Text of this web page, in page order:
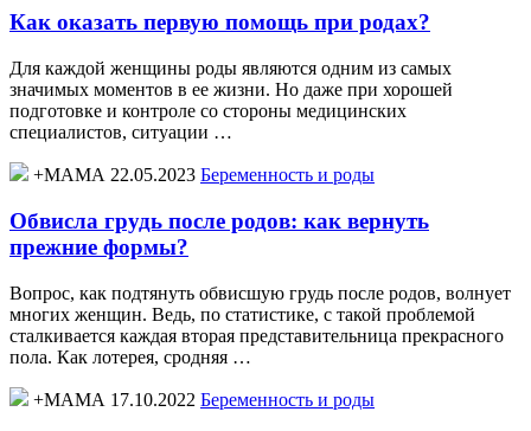
Как оказать первую помощь при родах?
Для каждой женщины роды являются одним из самых
значимых моментов в ее жизни. Но даже при хорошей
подготовке и контроле со стороны медицинских
специалистов, ситуации …
+МАМА 22.05.2023 Беременность и роды
Обвисла грудь после родов: как вернуть
прежние формы?
Вопрос, как подтянуть обвисшую грудь после родов, волнует
многих женщин. Ведь, по статистике, с такой проблемой
сталкивается каждая вторая представительница прекрасного
пола. Как лотерея, сродняя …
+МАМА 17.10.2022 Беременность и роды